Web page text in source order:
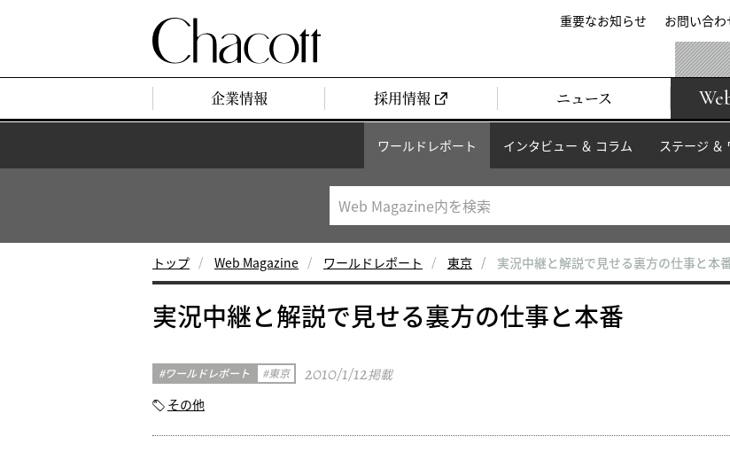
重要なお知らせ お問い合わ
企業情報 採用情報 ニュース
ワールドレポート インタビュー ＆ コラム ステージ ＆
トップ Web Magazine ワールドレポート 東京 実況中継と解説で見せる裏方の仕事と本
実況中継と解説で見せる裏方の仕事と本番
ワールドレポート 東京 2010/1/12掲載
その他